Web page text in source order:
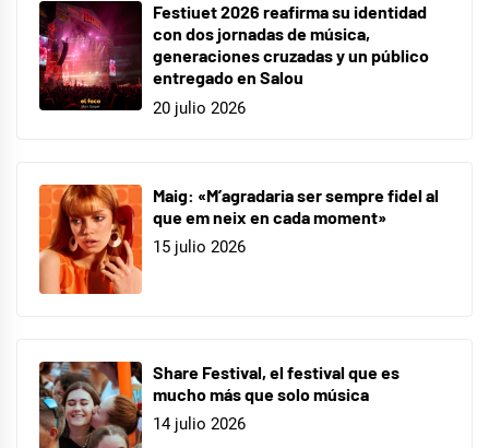
Festiuet 2026 reafirma su identidad
con dos jornadas de música,
generaciones cruzadas y un público
entregado en Salou
20 julio 2026
Maig: «M’agradaria ser sempre fidel al
que em neix en cada moment»
15 julio 2026
Share Festival, el festival que es
mucho más que solo música
14 julio 2026